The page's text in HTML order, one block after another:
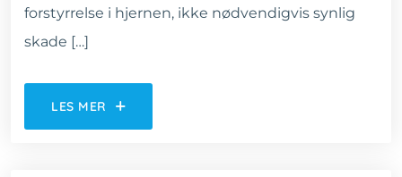
forstyrrelse i hjernen, ikke nødvendigvis synlig
skade […]
LES MER